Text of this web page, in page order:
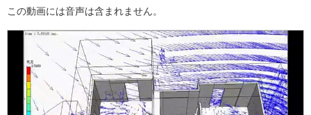
この動画には音声は含まれません。